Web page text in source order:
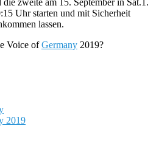
Uhr starten und mit Sicherheit
lassen.
Voice ofGermany 2019?
2019